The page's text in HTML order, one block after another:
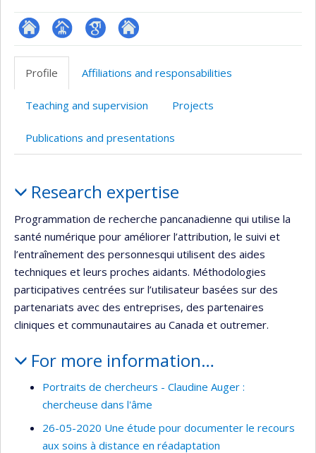
ResearchGate
Page
professionnelle
(faculté,département,école)
Google
Scholar
Autre
Profile Affiliations and responsabilities
Teaching and supervision Projects
Publications and presentations
Research expertise
Programmation de recherche pancanadienne qui utilise la
santé numérique pour améliorer l’attribution, le suivi et
l’entraînement des personnesqui utilisent des aides
techniques et leurs proches aidants. Méthodologies
participatives centrées sur l’utilisateur basées sur des
partenariats avec des entreprises, des partenaires
cliniques et communautaires au Canada et outremer.
For more information…
Portraits de chercheurs - Claudine Auger :
chercheuse dans l'âme
26-05-2020 Une étude pour documenter le recours
aux soins à distance en réadaptation